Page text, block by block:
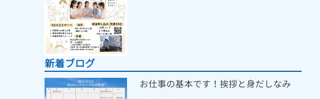
新着ブログ
お仕事の基本です！挨拶と身だしなみ